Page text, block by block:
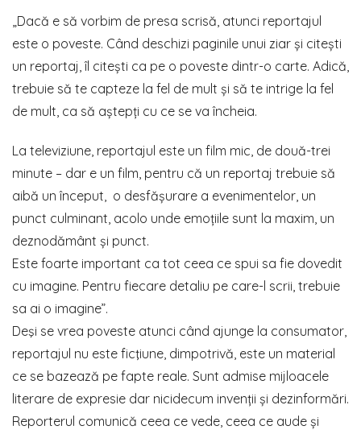
„Dacă e să vorbim de presa scrisă, atunci reportajul
este o poveste. Când deschizi paginile unui ziar și citești
un reportaj, îl citești ca pe o poveste dintr-o carte. Adică,
trebuie să te capteze la fel de mult și să te intrige la fel
de mult, ca să aștepți cu ce se va încheia.
La televiziune, reportajul este un film mic, de două-trei
minute – dar e un film, pentru că un reportaj trebuie să
aibă un început, o desfășurare a evenimentelor, un
punct culminant, acolo unde emoțiile sunt la maxim, un
deznodământ și punct.
Este foarte important ca tot ceea ce spui sa fie dovedit
cu imagine. Pentru fiecare detaliu pe care-l scrii, trebuie
sa ai o imagine”.
Deşi se vrea poveste atunci când ajunge la consumator,
reportajul nu este ficţiune, dimpotrivă, este un material
ce se bazează pe fapte reale. Sunt admise mijloacele
literare de expresie dar nicidecum invenții și dezinformări.
Reporterul comunică ceea ce vede, ceea ce aude și